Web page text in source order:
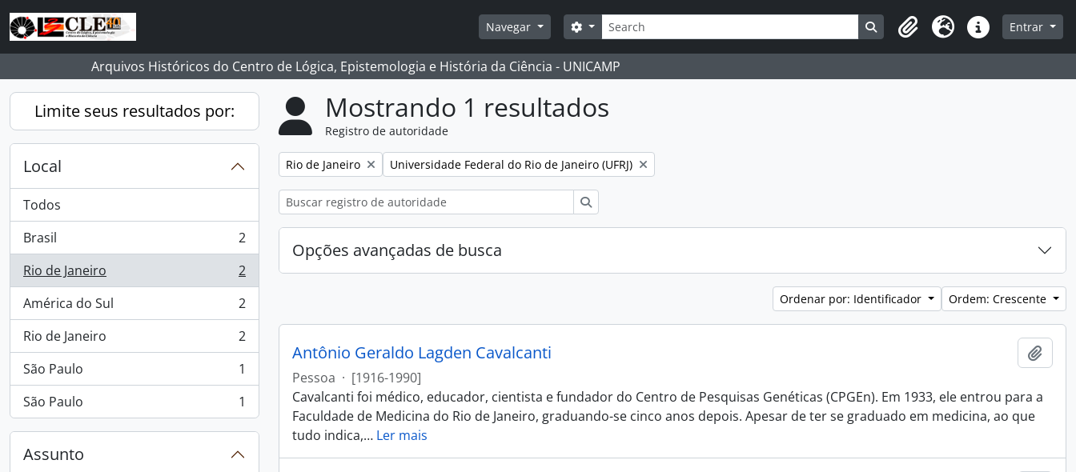
Skip to main content
Navegar
Buscar
Opções de busca Busque na página de navegação
Clipboard
Idioma Atalhos Entrar
Arquivos Históricos do Centro de Lógica, Epistemologia e História da Ciência - UNICAMP
Limite seus resultados por:
Local
Todos
Brasil
, 2 resultados
2
Rio de Janeiro
, 2 resultados
2
América do Sul
, 2 resultados
2
Rio de Janeiro
, 2 resultados
2
São Paulo
, 1 resultados
1
São Paulo
, 1 resultados 1
Assunto
Mostrando 1 resultados
Registro de autoridade
Remover filtro:
Rio de Janeiro Remover filtro:
Universidade Federal do Rio de Janeiro (UFRJ)
Opções avançadas de busca
Ordenar por: Identificador Ordem: Crescente
Antônio Geraldo Lagden Cavalcanti
Pessoa · [1916-1990]
Cavalcanti foi médico, educador, cientista e fundador do Centro de Pesquisas Genéticas (CPGEn). Em 1933, ele entrou para a
Faculdade de Medicina do Rio de Janeiro, graduando-se cinco anos depois. Apesar de ter se graduado em medicina, ao que
tudo indica,… Ler mais